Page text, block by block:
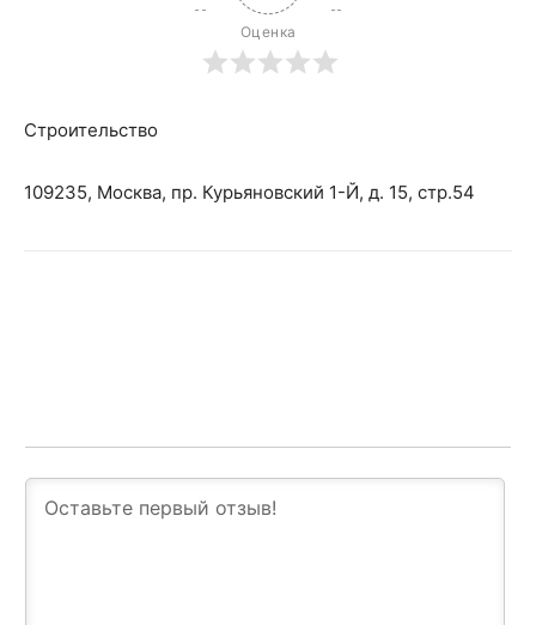
Оценка
Строительство
109235, Москва, пр. Курьяновский 1-Й, д. 15, стр.54